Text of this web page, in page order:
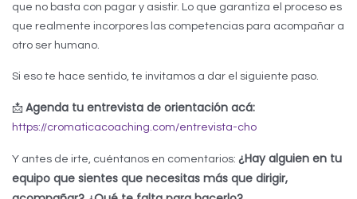
que no basta con pagar y asistir. Lo que garantiza el proceso es
que realmente incorpores las competencias para acompañar a
otro ser humano.
Si eso te hace sentido, te invitamos a dar el siguiente paso.
📩 Agenda tu entrevista de orientación acá:
https://cromaticacoaching.com/entrevista-cho
Y antes de irte, cuéntanos en comentarios: ¿Hay alguien en tu
equipo que sientes que necesitas más que dirigir,